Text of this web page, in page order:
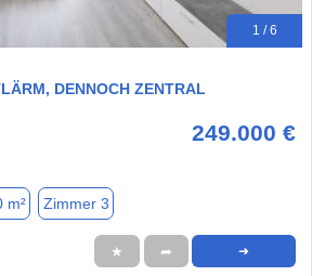
1 / 6
DENNOCH ZENTRAL
249.000 €
m² Zimmer 3
★ ➦ ➜